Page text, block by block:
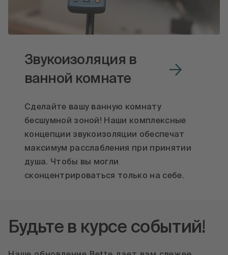
Звукоизоляция в
ванной комнате
Сделайте вашу ванную комнату
бесшумной зоной! Наши комплексные
концепции звукоизоляции обеспечат
максимум расслабления при принятии
душа. Чтобы вы могли
сконцентрироваться только на себе.
Будьте в курсе событий!